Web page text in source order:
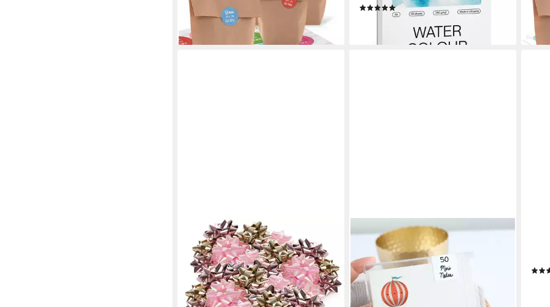
lieferbar - in 3-4 Werktagen bei dir (1)
ab 10,95 €
lieferbar - in 4-5 Werktagen bei dir
COM-FOUR
Geschenkband Geschenkschleifen
groß und klein in schönen Farben,
Fertigschleife zur Dekoration von
Geschenken zu Weihnachten
ab 13,98 € UVP16,99 €
HEAVEN+PAPER
Karteikarten A7 Kleine Karten (50)
Ballon/Bär, hochwertig verarbeitet &
modern, Hergestellt in Deutschland
11,95 €
lieferbar - in 5-6 Werktagen bei dir